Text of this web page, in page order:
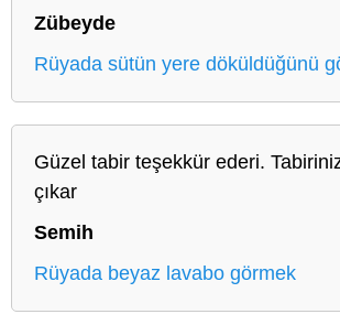
Zübeyde
Rüyada sütün yere döküldüğünü
Güzel tabir teşekkür ederi.
çıkar
Semih
Rüyada beyaz lavabo görmek